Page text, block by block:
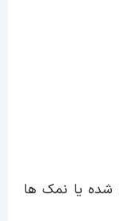
شده یا نمک ها